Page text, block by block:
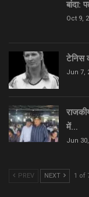
बांदा:
Oct 9,
टेनिस
Jun 7,
में…
Jun
PREV NEXT 1 of